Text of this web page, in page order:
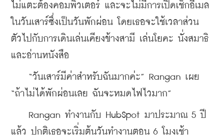
ไม่แตะต้องคอมพิวเตอร์ และจะไม่มีการเปิดเช็กอีเมล
ในวันเสาร์ซึ่งเป็นวันพักผ่อน โดยเธอจะใช้เวลาส่วน
ตัวไปกับการเดินเล่นเคียงข้างสามี เล่นโยคะ นั่งสมาธิ
และอ่านหนังสือ
“วันเสาร์มีค่าสำหรับฉันมากค่ะ” Rangan เผย
“ถ้าไม่ได้พักผ่อนเลย ฉันจะหมดไฟไวมาก”
Rangan ทำงานกับ HubSpot มาประมาณ 5 ปี
แล้ว ปกติเธอจะเริ่มต้นวันทำงานตอน 6 โมงเช้า